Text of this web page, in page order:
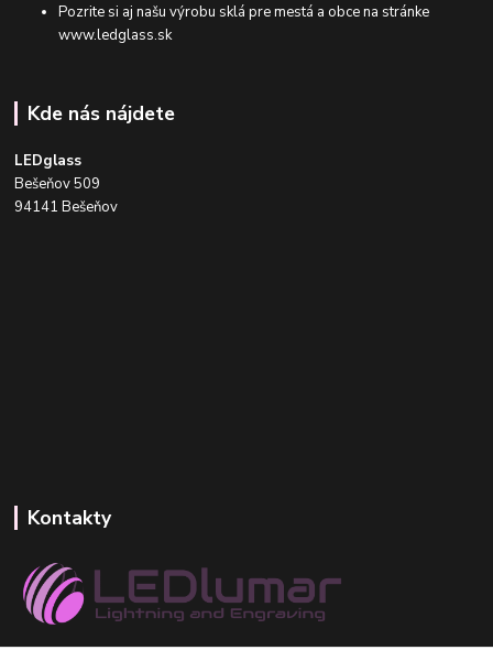
Pozrite si aj našu výrobu sklá pre mestá a obce na stránke
www.ledglass.sk
Kde nás nájdete
LEDglass
Bešeňov 509
94141 Bešeňov
Kontakty